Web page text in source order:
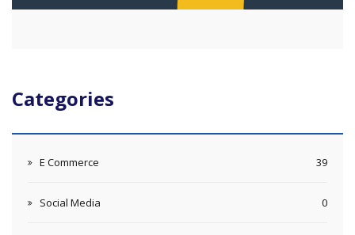
Categories
E Commerce 39
Social Media 0